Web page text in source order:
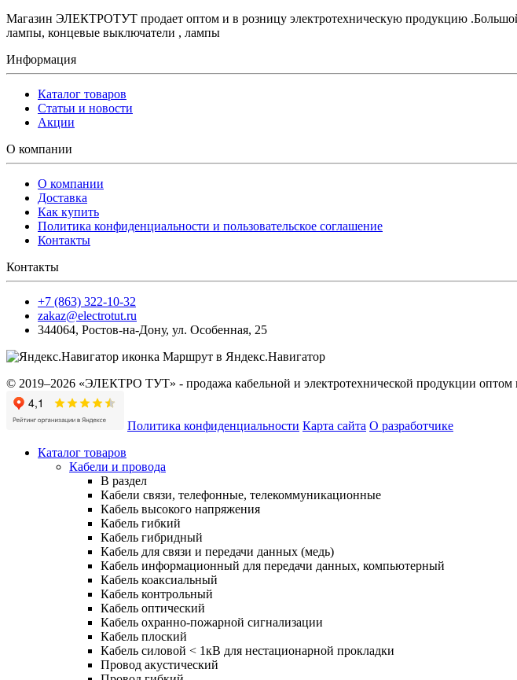
Магазин ЭЛЕКТРОТУТ продает оптом и в розницу электротехническую продукцию
лампы, концевые выключатели , лампы
Информация
Каталог товаров
Статьи и новости
Акции
О компании
О компании
Доставка
Как купить
Политика конфиденциальности и пользовательское соглашение
Контакты
Контакты
+7 (863) 322-10-32
zakaz@electrotut.ru
344064, Ростов-на-Дону, ул. Особенная, 25
Маршрут в Яндекс.Навигатор
© 2019–2026 «ЭЛЕКТРО ТУТ» - продажа кабельной и электротехнической продукции оптом
Политика конфиденциальности Карта сайта О разработчике
Каталог товаров
Кабели и провода
В раздел
Кабели связи, телефонные, телекоммуникационные
Кабель высокого напряжения
Кабель гибкий
Кабель гибридный
Кабель для связи и передачи данных (медь)
Кабель информационный для передачи данных, компьютерный
Кабель коаксиальный
Кабель контрольный
Кабель оптический
Кабель охранно-пожарной сигнализации
Кабель плоский
Кабель силовой < 1кВ для нестационарной прокладки
Провод акустический